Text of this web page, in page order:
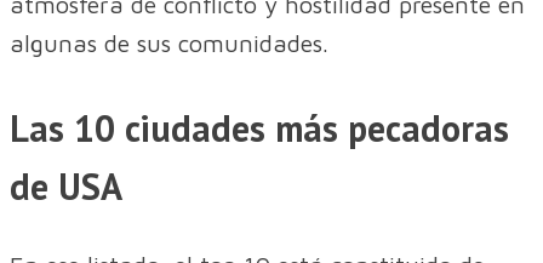
algunas de sus comunidades.
Las 10 ciudades más pecadoras
de USA